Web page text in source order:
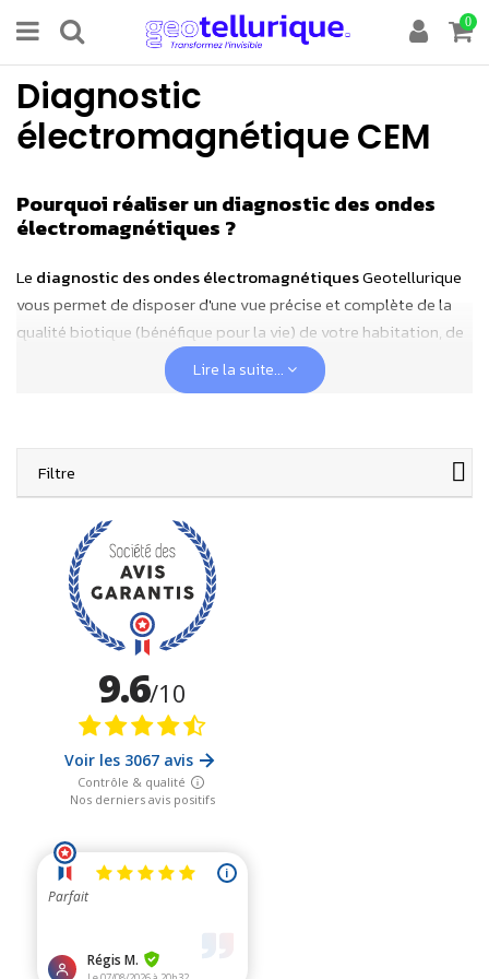
0
Diagnostic
électromagnétique CEM
Pourquoi réaliser un diagnostic des ondes
électromagnétiques ?
Le diagnostic des ondes électromagnétiquesGeotellurique
vous permet de disposer d'une vue précise et complète de la
qualité biotique (bénéfique pour la vie) de votre habitation, de
connaître toutes les pollutions des ondes qui vous
, et de découvrir
quelles solutions efficaces utiliser
La notion de compatibilité électromagnétique (CEM) définit la
capacité d'un appareil électronique ou d'un système électrique,
à fonctionner dans son environnement électromagnétique de
façon satisfaisante, sans produire lui-même des perturbations
électromagnétiques gênantes pour tout ce qui se trouve dans
cet environnement. Cette notion de
électromagnétique
étonnamment beaucoup plus exigeantes que celles utilisées
pour protéger les êtres humains.
Pour notre part, notre prestation s'appuie sur les connaissances
des travaux des biologistes de l'habitat allemands (normes
efficaces des ondes électromagnétiques,
effets biologiques agissant sur le bien-être, et non
uniquement sur les effets thermiques des normes actuelles
officielles, normes reconnues comme obsolètes par les deux
rapports Bioinitiative 2007 et 2018, et remises également en
Lire la suite...
Filtre